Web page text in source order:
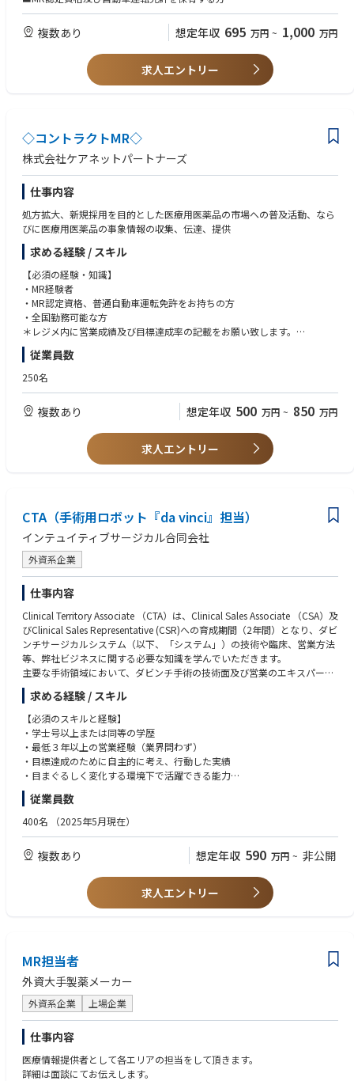
■将来的な転勤に対応可能な方
【歓迎要件】
■論文を読み込める英語力
複数あり 想定年収 695 万円 ~ 1,000 万円
求人エントリー
◇コントラクトMR◇
株式会社ケアネットパートナーズ
仕事内容
処方拡大、新規採用を目的とした医療用医薬品の市場への普及活動、なら
びに医療用医薬品の事象情報の収集、伝達、提供
求める経験 / スキル
【必須の経験・知識】
・MR経験者
・MR認定資格、普通自動車運転免許をお持ちの方
・全国勤務可能な方
＊レジメ内に営業成績及び目標達成率の記載をお願い致します。
MR認定資格、運転免許証
従業員数
250名
複数あり 想定年収 500 万円 ~ 850 万円
求人エントリー
CTA（手術用ロボット『da vinci』担当）
インテュイティブサージカル合同会社
外資系企業
仕事内容
Clinical Territory Associate （CTA）は、Clinical Sales Associate （CSA）及
びClinical Sales Representative (CSR)への育成期間（2年間）となり、ダビ
ンチサージカルシステム（以下、「システム」）の技術や臨床、営業方法
等、弊社ビジネスに関する必要な知識を学んでいただきます。
主要な手術領域において、ダビンチ手術の技術面及び営業のエキスパート
となるためのトレーニングを受け、配属されたエリアでの営業活動を通し
てシステム導入後の稼働率を最大化するサポートを行います。
基本的な職務
• 医師や医療スタッフに対して、ダビンチ手術テクノロジートレーニング
パスウェイ（初症例を実施される前に修了いただくことが必須となるトレ
ーニングプログラム）とスキルアップ過程について説明する。
• 医師や医療スタッフに対して、オンサイトトレーニング（実機を使用し
研修）を実施する。
• 担当施設全診療科のTR100トレーニング（ダビンチ執刀医が認定証取得
のために行うラボトレーニング）の練習を担当する。
• 医師や医療スタッフに対して、製品のデモンストレーションやインサー
ビス（製品の説明と実際にシステムを触りながら理解していただく）を主
• システムを使用した手術に立会い、製品の安全使用のためにサポートす
式の採用に繋がる営業活動、マーケティング活動のサポートやコーディネ
ーションを行う。
• 日報（営業・症例報告、営業活動の結果）や経費精算、社内オンライン
トレーニングや社内システムを使用した事務処理を行う。
求める経験 / スキル
【必須のスキルと経験】
・学士号以上または同等の学歴
・最低３年以上の営業経験（業界問わず）
・目標達成のために自主的に考え、行動した実績
・目まぐるしく変化する環境下で活躍できる能力
・誠実さ、素直さを兼ね備え、責任感を持った行動ができる方
・MS Office（Excel/Word/PPT）の基礎的な知識
・日本語ネイティブ、もしくはN1相当レベル
【望ましいスキルと経験】
・医療業界、特に医療機器業界経験者
従業員数
400名 （2025年5月現在）
複数あり 想定年収 590 万円 ~ 非公開
求人エントリー
MR担当者
外資大手製薬メーカー
外資系企業 上場企業
仕事内容
医療情報提供者として各エリアの担当をして頂きます。
詳細は面談にてお伝えします。